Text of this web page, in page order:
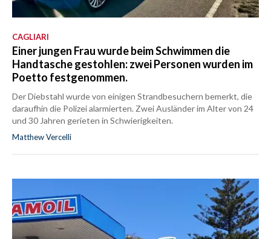
CAGLIARI
Einer jungen Frau wurde beim Schwimmen die
Handtasche gestohlen: zwei Personen wurden im
Poetto festgenommen.
Der Diebstahl wurde von einigen Strandbesuchern bemerkt, die
daraufhin die Polizei alarmierten. Zwei Ausländer im Alter von 24
und 30 Jahren gerieten in Schwierigkeiten.
Matthew Vercelli